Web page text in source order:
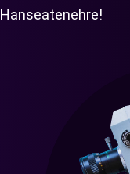
Hanseatenehre!